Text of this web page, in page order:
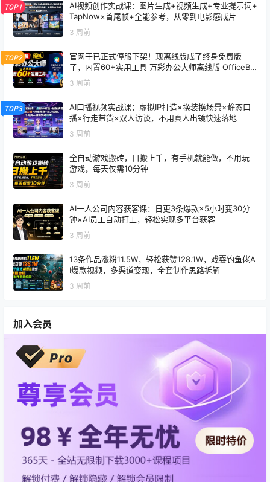
TOP1
AI视频创作实战课：图片生成+视频生成+专业提示词+
TapNow×首尾帧+全能参考，从零到电影感成片
3 周前
TOP2
官网于已正式停服下架！现离线版成了终身免费版
了，内置60+实用工具 万彩办公大师离线版 OfficeBo
3 周前
TOP3
AI口播视频实战课：虚拟IP打造×换装换场景×静态口
播×行走带货×双人访谈，不用真人出镜快速落地
3 周前
全自动游戏搬砖，日搬上千，有手机就能做，不用玩
游戏，每天仅需10分钟
3 周前
AI一人公司内容获客课：日更3条爆款×5小时变30分
钟×AI员工自动打工，轻松实现多平台获客
3 周前
13条作品涨粉11.5W，轻松获赞128.1W，戏耍钓鱼佬A
I爆款视频，多渠道变现，全套制作思路拆解
3 周前
加入会员